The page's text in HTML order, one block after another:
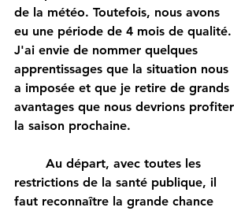
de la météo. Toutefois, nous avons
eu une période de 4 mois de qualité.
J'ai envie de nommer quelques
apprentissages que la situation nous
a imposée et que je retire de grands
avantages que nous devrions profiter
la saison prochaine.
restrictions de la santé publique, il
faut reconnaître la grande chance